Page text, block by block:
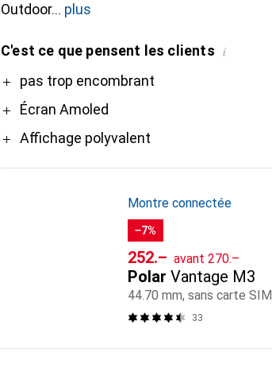
Outdoor
plus
C'est ce que pensent les clients i
Propas trop encombrant
Écran Amoled
Affichage polyvalent
Montre connectée
−7%
CHF
252.– avant CHF
270.–
Polar Vantage M3
44.70 mm, sans carte SIM
33